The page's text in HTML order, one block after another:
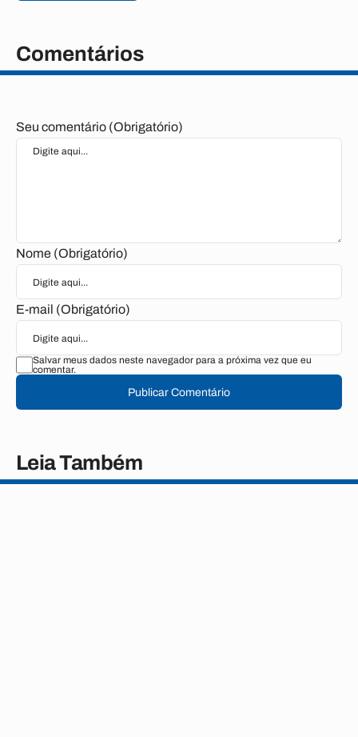
Comentários
Seu comentário (Obrigatório)
Nome (Obrigatório)
E-mail (Obrigatório)
Salvar meus dados neste navegador para a próxima vez que eu
comentar.
Publicar Comentário
Leia Também